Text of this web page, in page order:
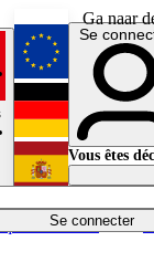
Ga naar
Se connecter
Économie
English
Deutsch
Español
Se
Vous êtes